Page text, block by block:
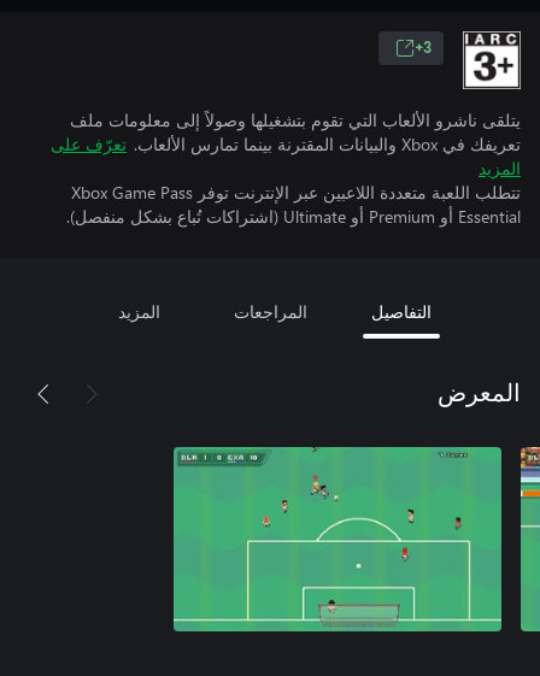
3+
يتلقى ناشرو الألعاب التي تقوم بتشغيلها وصولاً إلى معلومات ملف
تعريفك في Xbox والبيانات المقترنة بينما تمارس الألعاب.
تعرّف على
المزيد
تتطلب اللعبة متعددة اللاعبين عبر الإنترنت توفر Xbox Game Pass
Essential أو Premium أو Ultimate (اشتراكات تُباع بشكل منفصل).
التفاصيل المراجعات المزيد
المعرض